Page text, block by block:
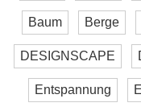
Baum Berge
DESIGNSCAPE
Entspannung